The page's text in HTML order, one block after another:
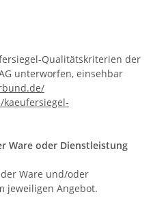
Qualitätskriterien der
unterworfen, einsehbar
kaeufersiegel-
Ware oder Dienstleistung
Ware und/oder
jeweiligen Angebot.